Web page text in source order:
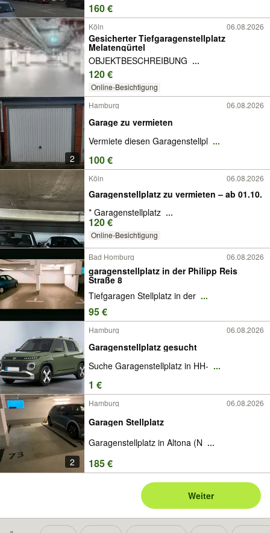
160 €
Köln 06.08.2026
Gesicherter Tiefgaragenstellplatz
Melatengürtel
OBJEKTBESCHREIBUNG ...
120 €
Online-Besichtigung
2
Hamburg 06.08.2026
Garage zu vermieten
Vermiete diesen Garagenstellpl ...
100 €
Köln 06.08.2026
Garagenstellplatz zu vermieten – ab 01.10.
* Garagenstellplatz ...
120 €
Online-Besichtigung
Bad Homburg 06.08.2026
garagenstellplatz in der Philipp Reis
Straße 8
Tiefgaragen Stellplatz in der ...
95 €
Hamburg 06.08.2026
Garagenstellplatz gesucht
Suche Garagenstellplatz in HH- ...
1 €
2
Hamburg 06.08.2026
Garagen Stellplatz
Garagenstellplatz in Altona (N ...
185 €
Weiter